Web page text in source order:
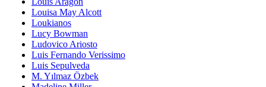
Louisa May Alcott
Loukianos
Lucy Bowman
Ludovico Ariosto
Luis Fernando Verissimo
Luis Sepulveda
M. Yılmaz Özbek